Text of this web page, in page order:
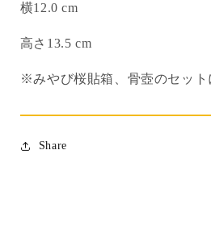
を
ら
横12.0 cm
高さ13.5 cm
※みやび桜貼箱、骨壺のセット
Share